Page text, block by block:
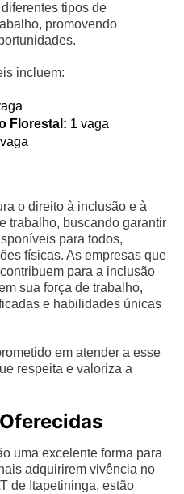
tipos de
promovendo
incluem:
Florestal: 1 vaga
o direito à inclusão e à
trabalho, buscando garantir
para todos,
físicas. As empresas que
para a inclusão
sua força de trabalho,
e habilidades únicas
em atender a esse
respeita e valoriza a
uma excelente forma para
adquirirem vivência no
de Itapetininga, estão